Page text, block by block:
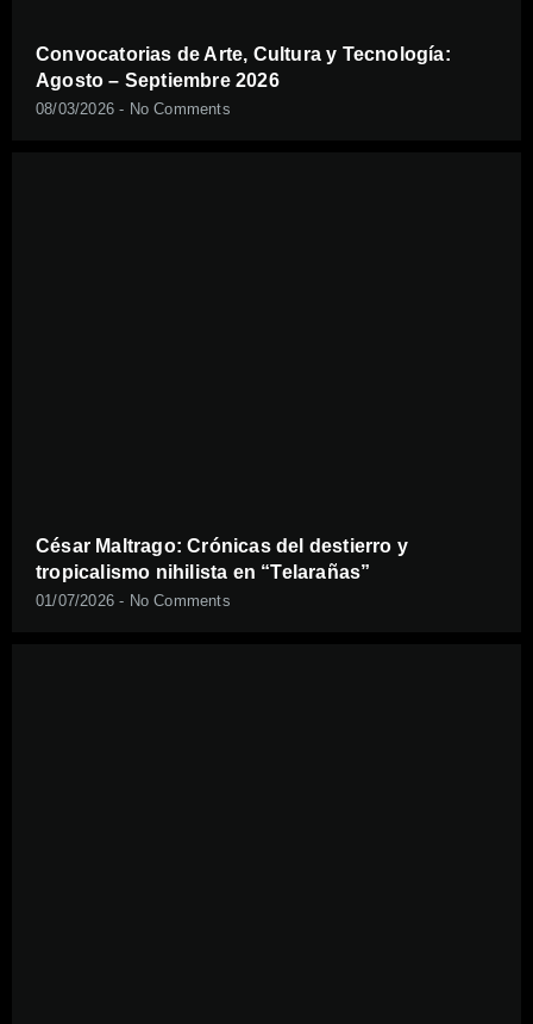
Convocatorias de Arte, Cultura y Tecnología:
Agosto – Septiembre 2026
08/03/2026 No Comments
César Maltrago: Crónicas del destierro y
tropicalismo nihilista en “Telarañas”
01/07/2026 No Comments